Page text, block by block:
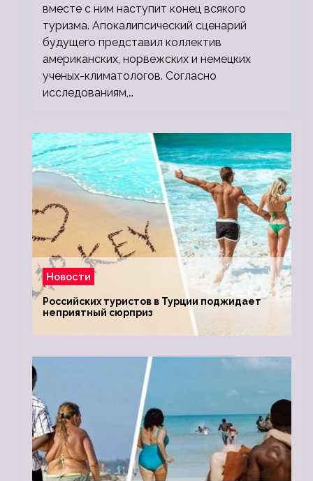
вместе с ним наступит конец всякого
туризма. Апокалипсический сценарий
будущего представил коллектив
американских, норвежских и немецких
ученых-климатологов. Согласно
исследованиям,…
Новости
Российских туристов в Турции поджидает
неприятный сюрприз